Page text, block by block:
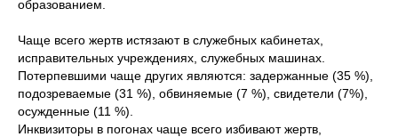
образованием.
Чаще всего жертв истязают в служебных кабинетах,
исправительных учреждениях, служебных машинах.
Потерпевшими чаще других являются: задержанные (35 %),
подозреваемые (31 %), обвиняемые (7 %), свидетели (7%),
осужденные (11 %).
Инквизиторы в погонах чаще всего избивают жертв,